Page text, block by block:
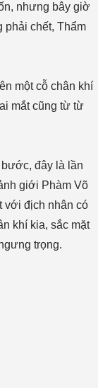
nhưng bây giờ
phải chết, Thẩm
một cỗ chân khí
mắt cũng từ từ
đây là lần
giới Phàm Võ
với địch nhân có
khí kia, sắc mặt
trọng.